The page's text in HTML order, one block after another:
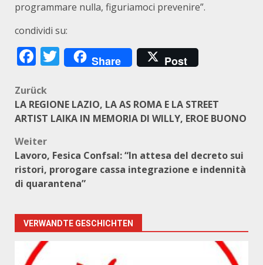
programmare nulla, figuriamoci prevenire”.
condividi su:
Facebook
Twitter
Share Post
Beitragsnavigation
Zurück
LA REGIONE LAZIO, LA AS ROMA E LA STREET
ARTIST LAIKA IN MEMORIA DI WILLY, EROE BUONO
Weiter
Lavoro, Fesica Confsal: “In attesa del decreto sui
ristori, prorogare cassa integrazione e indennità
di quarantena”
VERWANDTE GESCHICHTEN